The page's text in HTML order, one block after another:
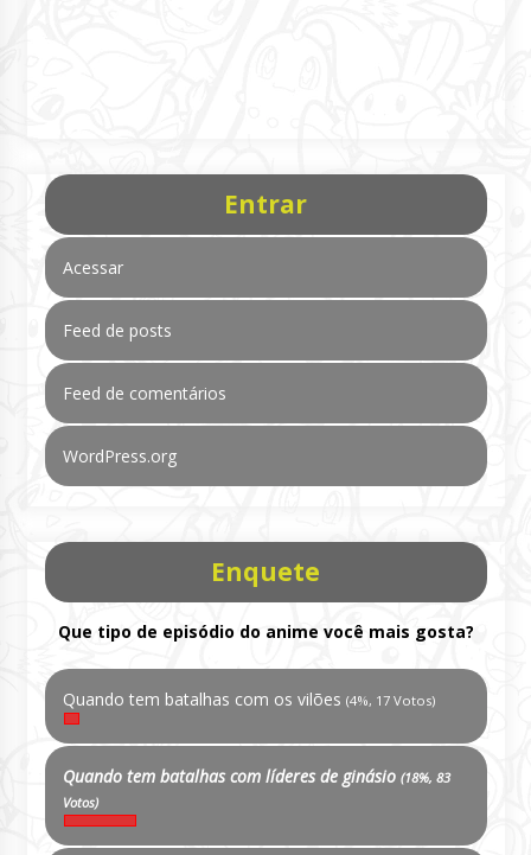
Entrar
Acessar
Feed de posts
Feed de comentários
WordPress.org
Enquete
Que tipo de episódio do anime você mais gosta?
Quando tem batalhas com os vilões (4%, 17 Votos)
Quando tem batalhas com líderes de ginásio (18%, 83
Votos)